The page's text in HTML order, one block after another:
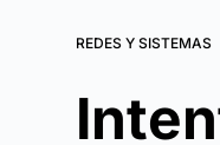
REDES Y SISTEMAS